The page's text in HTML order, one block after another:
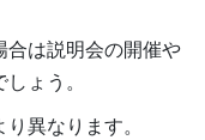
合は説明会の開催や
ょう。
異なります。